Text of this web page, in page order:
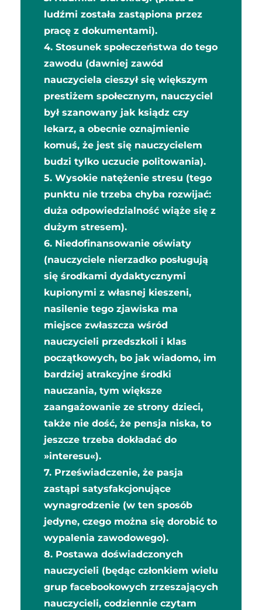
ludźmi została zastąpiona przez
pracę z dokumentami).
4. Stosunek społeczeństwa do tego
zawodu (dawniej zawód
nauczyciela cieszył się większym
prestiżem społecznym, nauczyciel
był szanowany jak ksiądz czy
lekarz, a obecnie oznajmienie
komuś, że jest się nauczycielem
budzi tylko uczucie politowania).
5. Wysokie natężenie stresu (tego
punktu nie trzeba chyba rozwijać:
duża odpowiedzialność wiąże się z
dużym stresem).
6. Niedofinansowanie oświaty
(nauczyciele nierzadko posługują
się środkami dydaktycznymi
kupionymi z własnej kieszeni,
nasilenie tego zjawiska ma
miejsce zwłaszcza wśród
nauczycieli przedszkoli i klas
początkowych, bo jak wiadomo, im
bardziej atrakcyjne środki
nauczania, tym większe
zaangażowanie ze strony dzieci,
także nie dość, że pensja niska, to
jeszcze trzeba dokładać do
»interesu«).
7. Przeświadczenie, że pasja
zastąpi satysfakcjonujące
wynagrodzenie (w ten sposób
jedyne, czego można się dorobić to
wypalenia zawodowego).
8. Postawa doświadczonych
nauczycieli (będąc członkiem wielu
grup facebookowych zrzeszających
nauczycieli, codziennie czytam